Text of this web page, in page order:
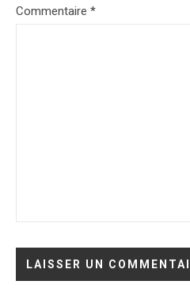
Commentaire *